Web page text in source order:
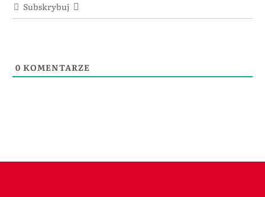
Subskrybuj
0 KOMENTARZE